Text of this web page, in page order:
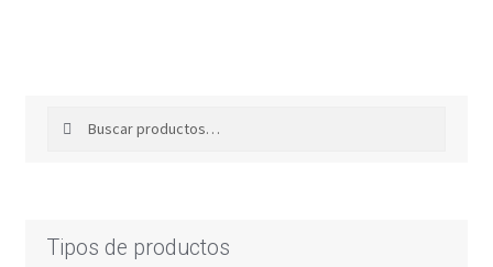
Tipos de productos